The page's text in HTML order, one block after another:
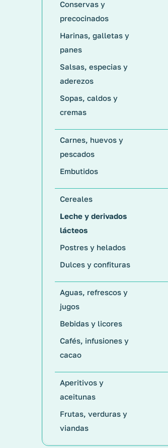
Conservas y
precocinados
Harinas, galletas y
panes
Salsas, especias y
aderezos
Sopas, caldos y
cremas
Carnes, huevos y
pescados
Embutidos
Cereales
Leche y derivados
lácteos
Postres y helados
Dulces y confituras
Aguas, refrescos y
jugos
Bebidas y licores
Cafés, infusiones y
cacao
Aperitivos y
aceitunas
Frutas, verduras y
viandas